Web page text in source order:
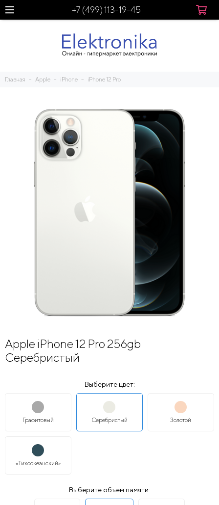
+7 (499) 113-19-45
Главная Apple iPhone iPhone 12 Pro
Apple iPhone 12 Pro 256gb
Серебристый
Выберите цвет:
Графитовый Серебристый Золотой
«Тихоокеанский»
Выберите объем памяти: